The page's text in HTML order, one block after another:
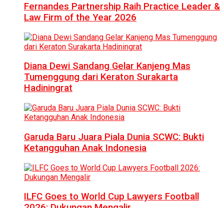
Fernandes Partnership Raih Practice Leader &
Law Firm of the Year 2026
Diana Dewi Sandang Gelar Kanjeng Mas
Tumenggung dari Keraton Surakarta
Hadiningrat
Garuda Baru Juara Piala Dunia SCWC: Bukti
Ketangguhan Anak Indonesia
ILFC Goes to World Cup Lawyers Football